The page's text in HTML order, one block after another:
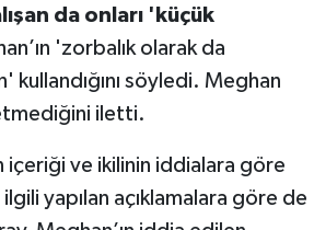
da onları 'küçük
'zorbalık olarak da
kullandığını söyledi. Meghan
iletti.
ve ikilinin iddialara göre
yapılan açıklamalara göre de